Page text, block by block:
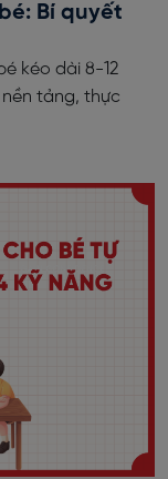
Bí quyết
kéo dài 8-12
tảng, thực